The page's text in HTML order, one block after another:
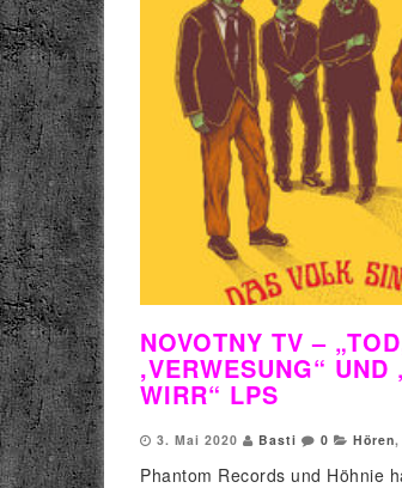
NOVOTNY TV –
,VERWESUNG“
WIRR“ LPS
3. Mai 2020 Basti 0 Hören,
Phantom Records und Höhnie